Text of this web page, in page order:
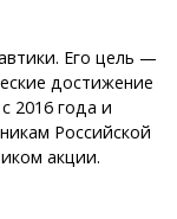
Его цель —
достижение
2016 года и
Российской
акции.